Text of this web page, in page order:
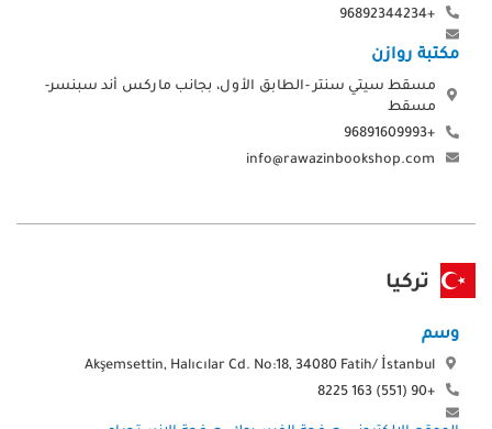
+96892344234
مكتبة روازن
مسقط سيتي سنتر -الطابق الأول، بجانب ماركس أند سبنسر-
مسقط
+96891609993
info@rawazinbookshop.com
تركيا
وسم
Akşemsettin, Halıcılar Cd. No:18, 34080 Fatih/ İstanbul
+90 (551) 163 8225